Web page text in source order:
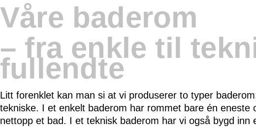
Våre baderom
– fra enkle til
fullendte
Litt forenklet kan man si at vi produserer to typer
tekniske. I et enkelt baderom har rommet bare én
nettopp et bad. I et teknisk baderom har vi også bygd inn